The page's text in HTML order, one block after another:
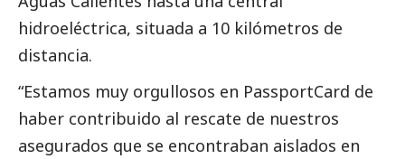
hidroeléctrica, situada a 10 kilómetros de
distancia.
“Estamos muy orgullosos en PassportCard de
haber contribuido al rescate de nuestros
asegurados que se encontraban aislados en